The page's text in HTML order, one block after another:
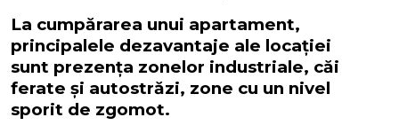
La cumpărarea unui apartament,
principalele dezavantaje ale locației
sunt prezența zonelor industriale, căi
ferate și autostrăzi, zone cu un nivel
sporit de zgomot.